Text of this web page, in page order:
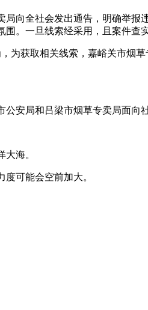
向全社会发出通告，明确举报
。一旦线索经采用，且案件查
为获取相关线索，嘉峪关市烟
安局和吕梁市烟草专卖局面向
海。
可能会空前加大。